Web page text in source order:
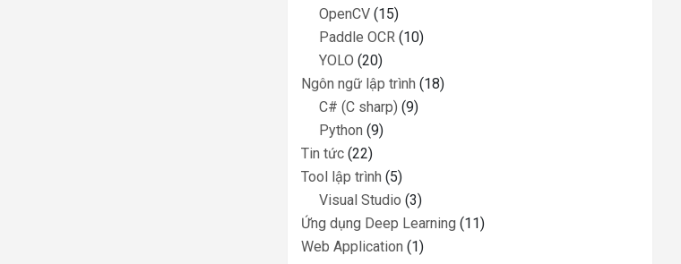
OpenCV (15)
Paddle OCR (10)
YOLO (20)
Ngôn ngữ lập trình (18)
C# (C sharp) (9)
Python (9)
Tin tức (22)
Tool lập trình (5)
Visual Studio (3)
Ứng dụng Deep Learning (11)
Web Application (1)